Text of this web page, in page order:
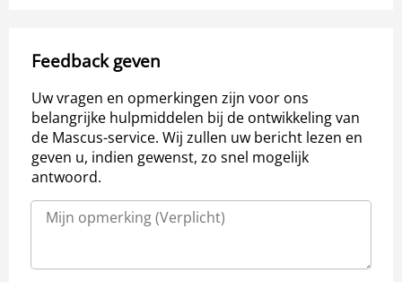
Feedback geven
Uw vragen en opmerkingen zijn voor ons
belangrijke hulpmiddelen bij de ontwikkeling van
de Mascus-service. Wij zullen uw bericht lezen en
geven u, indien gewenst, zo snel mogelijk
antwoord.